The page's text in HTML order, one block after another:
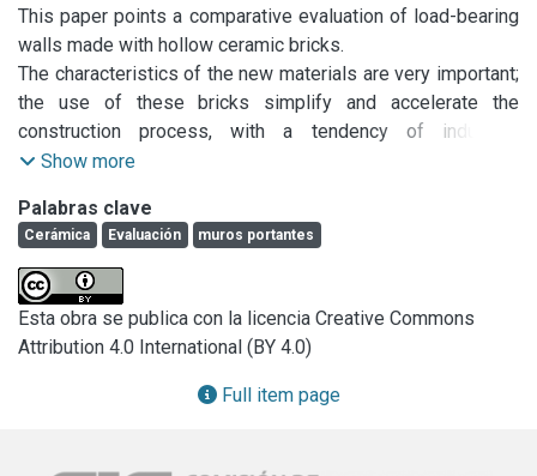
correcta aplicación a simplificar y acelerar procesos cons
tructivos, economizando tiempo y esfuerzos, propender al
uso de elementos de fabricación industrial, manteniendo y
mejoran do condiciones de conomía, confort, durabilidad y
resistencia A través de los resultados obtenidos se
contribuye a defi nir la aceptación y especificación de usos
reglamentan la construcción de edificios (Municipalidades)
y reparticiones estatales que realizan proyectos y
construcciones (Dción. de Arquitectura, Instituto de la
Vivienda, etc.).
This paper points a comparative evaluation of load-bearing
walls made with hollow ceramic bricks.
The characteristics of the new materials are very important;
the use of these bricks simplify and accelerate the
construction process, with a tendency of industrial
fabrication, mantained durability, resistance, economic and
The results obtained contribute to the preparation of
specifications related to this material.
Show more
Palabras clave
Cerámica Evaluación muros portantes
Esta obra se publica con la licencia Creative Commons
Attribution 4.0 International (BY 4.0)
Full item page